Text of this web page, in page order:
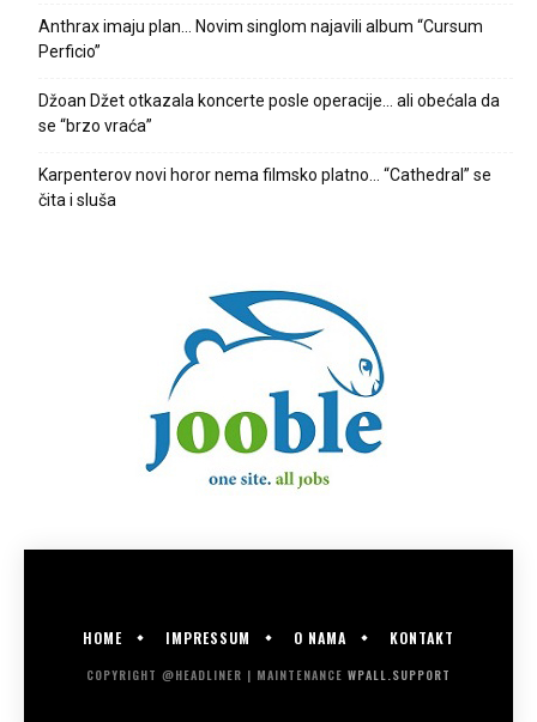
Anthrax imaju plan… Novim singlom najavili album “Cursum
Perficio”
Džoan Džet otkazala koncerte posle operacije… ali obećala da
se “brzo vraća”
Karpenterov novi horor nema filmsko platno… “Cathedral” se
čita i sluša
HOME IMPRESSUM O NAMA KONTAKT
COPYRIGHT @HEADLINER | MAINTENANCE WPALL.SUPPORT